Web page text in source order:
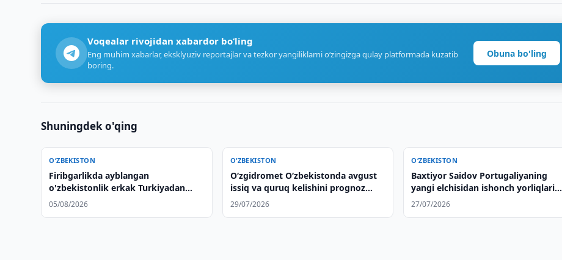
Voqealar rivojidan xabardor bo‘ling
Eng muhim xabarlar, eksklyuziv reportajlar va tezkor yangiliklarni o‘zingizga qulay platformada kuzatib
boring.
Obuna bo'ling
Shuningdek o'qing
O‘ZBEKISTON
Firibgarlikda ayblangan
o'zbekistonlik erkak Turkiyadan
ekstraditsiya qilindi
05/08/2026
O‘ZBEKISTON
O‘zgidromet O‘zbekistonda avgust
issiq va quruq kelishini prognoz
qildi
29/07/2026
O‘ZBEKISTON
Baxtiyor Saidov Portugaliyaning
yangi elchisidan ishonch yorliqlarini
qabul qildi
27/07/2026